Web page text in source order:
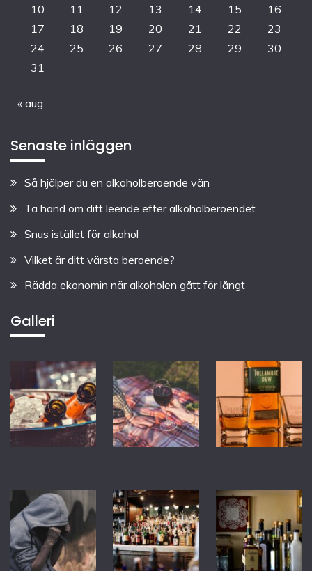
10
11 12 13 14 15
16
17
18 19 20 21 22
23
24
25 26 27 28 29
30
31
« aug
Senaste inläggen
Så hjälper du en alkoholberoende vän
Ta hand om ditt leende efter alkoholberoendet
Snus istället för alkohol
Vilket är ditt värsta beroende?
Rädda ekonomin när alkoholen gått för långt
Galleri